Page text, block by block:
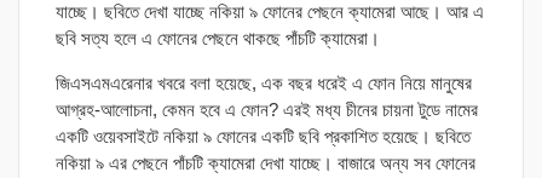
যাচ্ছে। ছবিতে দেখা যাচ্ছে নকিয়া ৯ ফোনের পেছনে ক্যামেরা আছে। আর এ
ছবি সত্য হলে এ ফোনের পেছনে থাকছে পাঁচটি ক্যামেরা।
জিএসএমএরেনার খবরে বলা হয়েছে, এক বছর ধরেই এ ফোন নিয়ে মানুষের
আগ্রহ-আলোচনা, কেমন হবে এ ফোন? এরই মধ্য চীনের চায়না টুডে নামের
একটি ওয়েবসাইটে নকিয়া ৯ ফোনের একটি ছবি প্রকাশিত হয়েছে। ছবিতে
নকিয়া ৯ এর পেছনে পাঁচটি ক্যামেরা দেখা যাচ্ছে। বাজারে অন্য সব ফোনের